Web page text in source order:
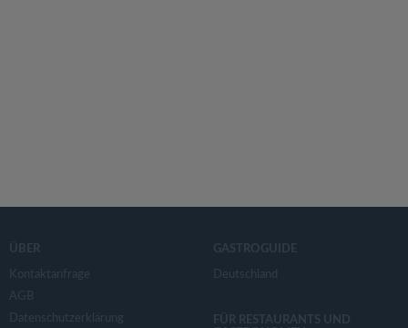
ÜBER
Kontaktanfrage
AGB
Datenschutzerklärung
GASTROGUIDE
Deutschland
FÜR RESTAURANTS UND